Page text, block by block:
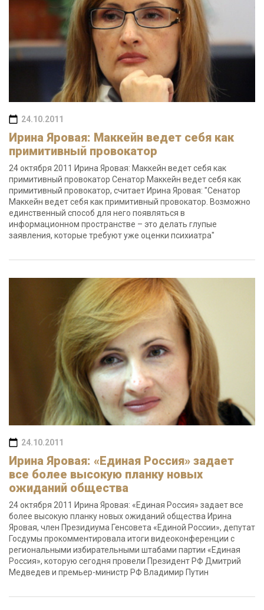
24.10.2011
Ирина Яровая: Маккейн ведет себя как
примитивный провокатор
24 октября 2011 Ирина Яровая: Маккейн ведет себя как
примитивный провокатор Сенатор Маккейн ведет себя как
примитивный провокатор, считает Ирина Яровая: "Сенатор
Маккейн ведет себя как примитивный провокатор. Возможно
единственный способ для него появляться в
информационном пространстве – это делать глупые
заявления, которые требуют уже оценки психиатра"
24.10.2011
Ирина Яровая: «Единая Россия» задает
все более высокую планку новых
ожиданий общества
24 октября 2011 Ирина Яровая: «Единая Россия» задает все
более высокую планку новых ожиданий общества Ирина
Яровая, член Президиума Генсовета «Единой России», депутат
Госдумы прокомментировала итоги видеоконференции с
региональными избирательными штабами партии «Единая
Россия», которую сегодня провели Президент РФ Дмитрий
Медведев и премьер-министр РФ Владимир Путин